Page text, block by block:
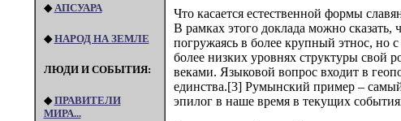
◆ АПСУАРА
◆НАРОД НА ЗЕМЛЕ
ЛЮДИ И СОБЫТИЯ:
◆ПРАВИТЕЛИ
МИРА...
Что касается естественной формы
В рамках этого доклада можно
погружаясь в более крупный этнос, но
более низких уровнях структуры свой
веками. Языковой вопрос входит в
единства.[3] Румынский пример –
эпилог в наше время в текущих